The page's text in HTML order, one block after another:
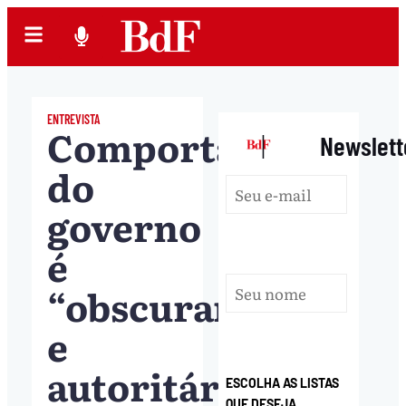
ENTREVISTA
Comportamento
do
governo
é
“obscurantista
e
autoritário”,
|
ESCOLHA AS LISTAS